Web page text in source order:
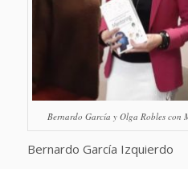
Bernardo García y Olga Robles con
Bernardo García Izquierdo